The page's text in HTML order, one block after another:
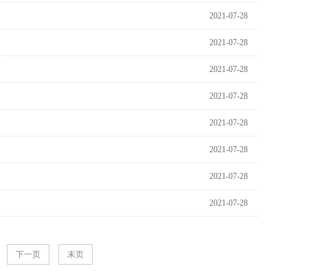
2021-07-28
2021-07-28
2021-07-28
2021-07-28
2021-07-28
2021-07-28
2021-07-28
2021-07-28
下一页 末页